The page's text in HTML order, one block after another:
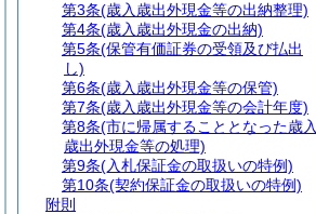
第3条(歳入歳出外現金等の出納整理)
第4条(歳入歳出外現金の出納)
第5条(保管有価証券の受領及び払出
し)
第6条(歳入歳出外現金等の保管)
第7条(歳入歳出外現金等の会計年度)
第8条(市に帰属することとなった歳入
歳出外現金等の処理)
第9条(入札保証金の取扱いの特例)
第10条(契約保証金の取扱いの特例)
附則